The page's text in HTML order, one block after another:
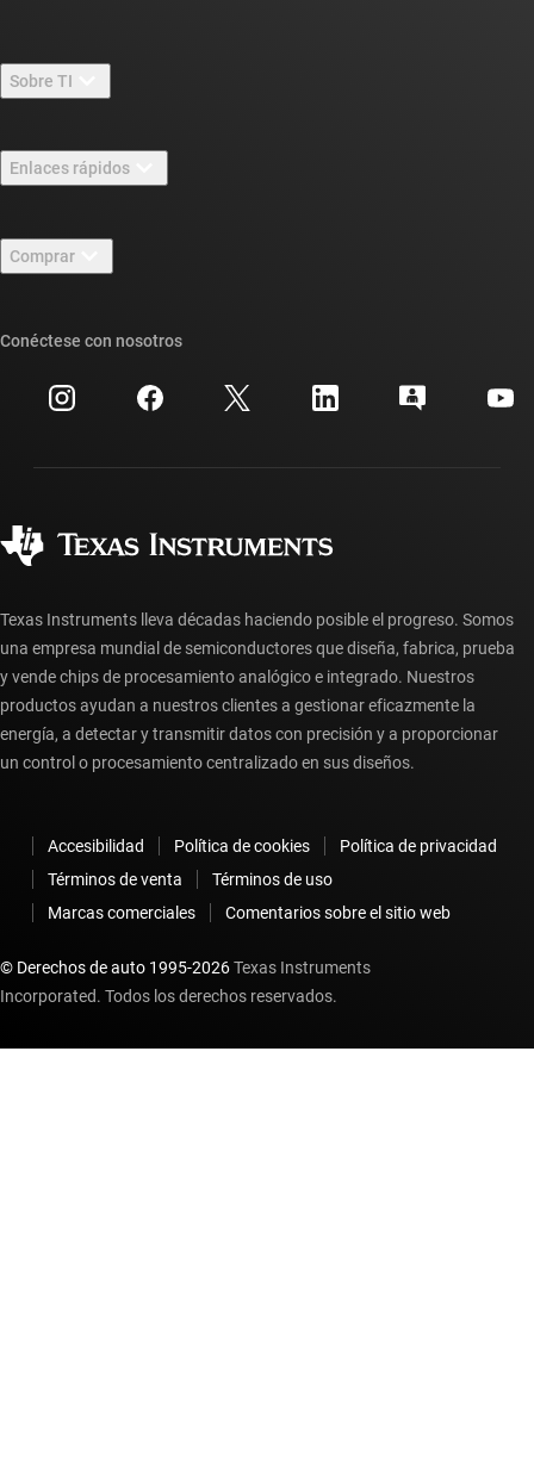
Sobre TI
Carreras laborales
Sala de redacción
Eventos
Relaciones con los inversionistas
Enlaces rápidos
Foros de soporte de diseño de TI E2E™
Búsqueda de referencias cruzadas
Centro de atención al cliente
Preguntas frecuentes sobre la cuenta myTI
Comprar
Preguntas frecuentes sobre pedidos
Conéctese con nosotros
Texas Instruments lleva décadas haciendo posible el progreso. Somos
una empresa mundial de semiconductores que diseña, fabrica, prueba
y vende chips de procesamiento analógico e integrado. Nuestros
productos ayudan a nuestros clientes a gestionar eficazmente la
energía, a detectar y transmitir datos con precisión y a proporcionar
un control o procesamiento centralizado en sus diseños.
Accesibilidad Política de cookies
Política de privacidad
Términos de venta
Términos de uso
Marcas comerciales
Comentarios sobre el sitio web
© Derechos de auto 1995-2026Texas Instruments
Incorporated. Todos los derechos reservados.